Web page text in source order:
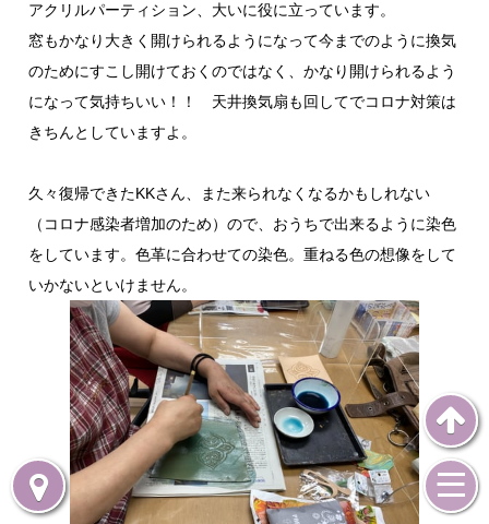
アクリルパーティション、大いに役に立っています。
窓もかなり大きく開けられるようになって今までのように換気
のためにすこし開けておくのではなく、かなり開けられるよう
になって気持ちいい！！ 天井換気扇も回してでコロナ対策は
きちんとしていますよ。
久々復帰できたKKさん、また来られなくなるかもしれない
（コロナ感染者増加のため）ので、おうちで出来るように染色
をしています。色革に合わせての染色。重ねる色の想像をして
いかないといけません。